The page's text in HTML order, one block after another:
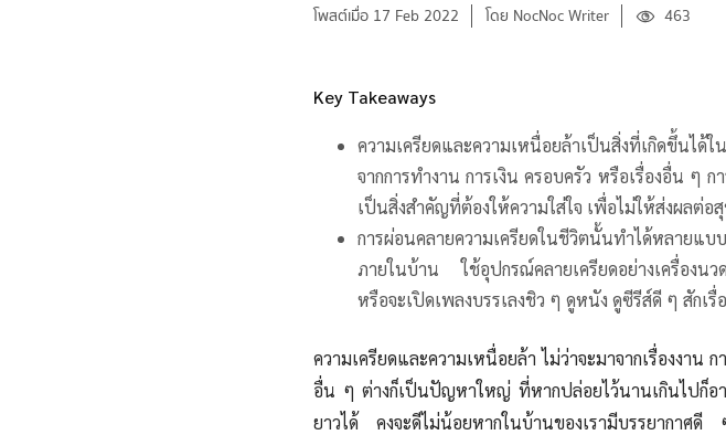
โพสต์เมื่อ 17 Feb 2022 โดย NocNoc Writer 463
Key Takeaways
ความเครียดและความเหนื่อยล้าเป็นสิ่งที่เกิดขึ้นไ
จากการทำงาน การเงิน ครอบครัว หรือเรื่องอื่น ๆ ก
เป็นสิ่งสำคัญที่ต้องให้ความใส่ใจ เพื่อไม่ให้ส่งผลต่อ
การผ่อนคลายความเครียดในชีวิตนั้นทำได้หลา
ภายในบ้าน ใช้อุปกรณ์คลายเครียดอย่างเครื่องนว
หรือจะเปิดเพลงบรรเลงชิว ๆ ดูหนัง ดูซีรีส์ดี ๆ สักเรื่
ความเครียดและความเหนื่อยล้า ไม่ว่าจะมาจากเรื่องงาน ก
อื่น ๆ ต่างก็เป็นปัญหาใหญ่ ที่หากปล่อยไว้นานเกินไปก็อ
ยาวได้ คงจะดีไม่น้อยหากในบ้านของเรามีบรรยากาศดี